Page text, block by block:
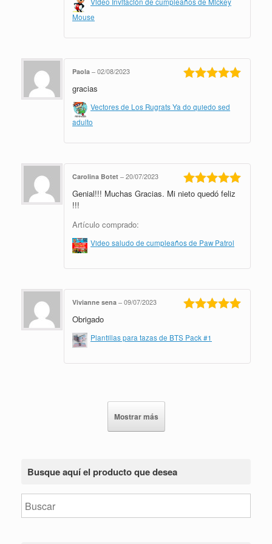
Video Invitación de cumpleaños de Mickey
Mouse
Paola – 02/08/2023
gracias
Vectores de Los Rugrats Ya do quiedo sed
adulto
Valorado en
Carolina Botet – 20/07/2023
Genial!!! Muchas Gracias. Mi nieto quedó feliz
!!!
Artículo comprado:
Video saludo de cumpleaños de Paw Patrol
Vivianne sena – 09/07/2023
Obrigado
Plantillas para tazas de BTS Pack #1
Mostrar más
Busque aquí el producto que desea